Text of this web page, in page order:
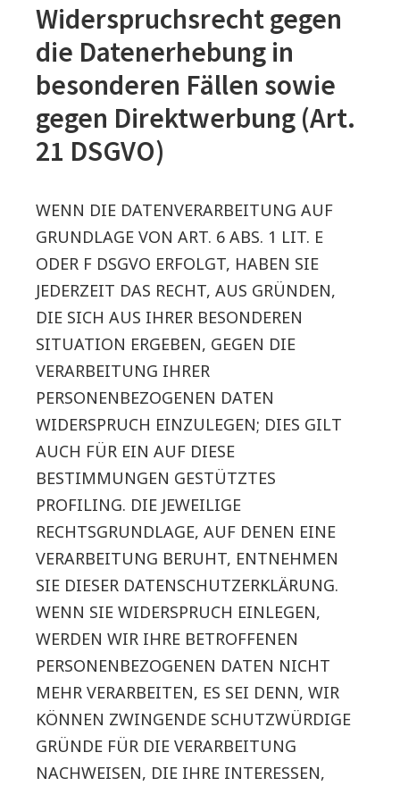
Widerspruchsrecht gegen
die Datenerhebung in
besonderen Fällen sowie
gegen Direktwerbung (Art.
21 DSGVO)
WENN DIE DATENVERARBEITUNG AUF
GRUNDLAGE VON ART. 6 ABS. 1 LIT. E
ODER F DSGVO ERFOLGT, HABEN SIE
JEDERZEIT DAS RECHT, AUS GRÜNDEN,
DIE SICH AUS IHRER BESONDEREN
SITUATION ERGEBEN, GEGEN DIE
VERARBEITUNG IHRER
PERSONENBEZOGENEN DATEN
WIDERSPRUCH EINZULEGEN; DIES GILT
AUCH FÜR EIN AUF DIESE
BESTIMMUNGEN GESTÜTZTES
PROFILING. DIE JEWEILIGE
RECHTSGRUNDLAGE, AUF DENEN EINE
VERARBEITUNG BERUHT, ENTNEHMEN
SIE DIESER DATENSCHUTZERKLÄRUNG.
WENN SIE WIDERSPRUCH EINLEGEN,
WERDEN WIR IHRE BETROFFENEN
PERSONENBEZOGENEN DATEN NICHT
MEHR VERARBEITEN, ES SEI DENN, WIR
KÖNNEN ZWINGENDE SCHUTZWÜRDIGE
GRÜNDE FÜR DIE VERARBEITUNG
NACHWEISEN, DIE IHRE INTERESSEN,